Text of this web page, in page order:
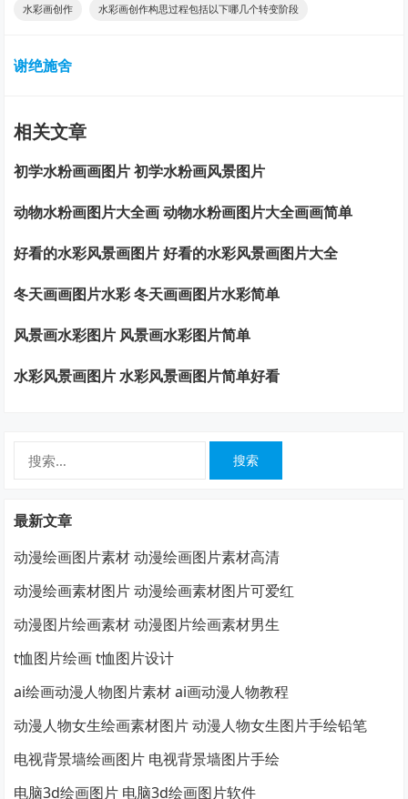
水彩画创作 水彩画创作构思过程包括以下哪几个转变阶段
谢绝施舍
相关文章
初学水粉画画图片 初学水粉画风景图片
动物水粉画图片大全画 动物水粉画图片大全画画简单
好看的水彩风景画图片 好看的水彩风景画图片大全
冬天画画图片水彩 冬天画画图片水彩简单
风景画水彩图片 风景画水彩图片简单
水彩风景画图片 水彩风景画图片简单好看
最新文章
动漫绘画图片素材 动漫绘画图片素材高清
动漫绘画素材图片 动漫绘画素材图片可爱红
动漫图片绘画素材 动漫图片绘画素材男生
t恤图片绘画 t恤图片设计
ai绘画动漫人物图片素材 ai画动漫人物教程
动漫人物女生绘画素材图片 动漫人物女生图片手绘铅笔
电视背景墙绘画图片 电视背景墙图片手绘
电脑3d绘画图片 电脑3d绘画图片软件